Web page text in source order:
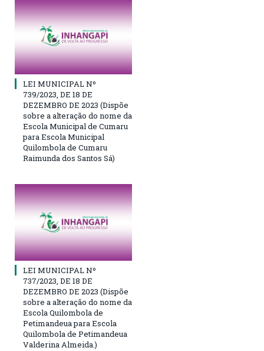
LEI MUNICIPAL Nº
739/2023, DE 18 DE
DEZEMBRO DE 2023 (Dispõe
sobre a alteração do nome da
Escola Municipal de Cumaru
para Escola Municipal
Quilombola de Cumaru
Raimunda dos Santos Sá)
LEI MUNICIPAL Nº
737/2023, DE 18 DE
DEZEMBRO DE 2023 (Dispõe
sobre a alteração do nome da
Escola Quilombola de
Petimandeua para Escola
Quilombola de Petimandeua
Valderina Almeida.)